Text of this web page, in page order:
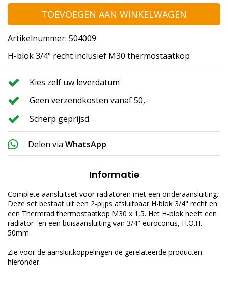
TOEVOEGEN AAN WINKELWAGEN
Artikelnummer: 504009
H-blok 3/4" recht inclusief M30 thermostaatkop
Kies zelf uw leverdatum
Geen verzendkosten vanaf 50,-
Scherp geprijsd
Delen via WhatsApp
Informatie
Complete aansluitset voor radiatoren met een onderaansluiting.
Deze set bestaat uit een 2-pijps afsluitbaar H-blok 3/4" recht en
een Thermrad thermostaatkop M30 x 1,5. Het H-blok heeft een
radiator- en een buisaansluiting van 3/4" euroconus, H.O.H.
50mm.
Zie voor de aansluitkoppelingen de gerelateerde producten
hieronder.